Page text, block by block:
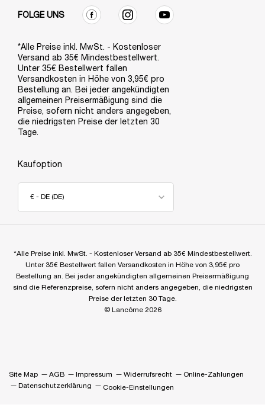
FOLGE UNS
*Alle Preise inkl. MwSt. - Kostenloser
Versand ab 35€ Mindestbestellwert.
Unter 35€ Bestellwert fallen
Versandkosten in Höhe von 3,95€ pro
Bestellung an. Bei jeder angekündigten
allgemeinen Preisermäßigung sind die
Preise, sofern nicht anders angegeben,
die niedrigsten Preise der letzten 30
Tage.
Kaufoption
€ - DE (DE)
*Alle Preise inkl. MwSt. - Kostenloser Versand ab 35€ Mindestbestellwert.
Unter 35€ Bestellwert fallen Versandkosten in Höhe von 3,95€ pro
Bestellung an. Bei jeder angekündigten allgemeinen Preisermäßigung
sind die Referenzpreise, sofern nicht anders angegeben, die niedrigsten
Preise der letzten 30 Tage.
© Lancôme 2026
Site Map AGB Impressum Widerrufsrecht
Online-Zahlungen
Datenschutzerklärung
Cookie-Einstellungen